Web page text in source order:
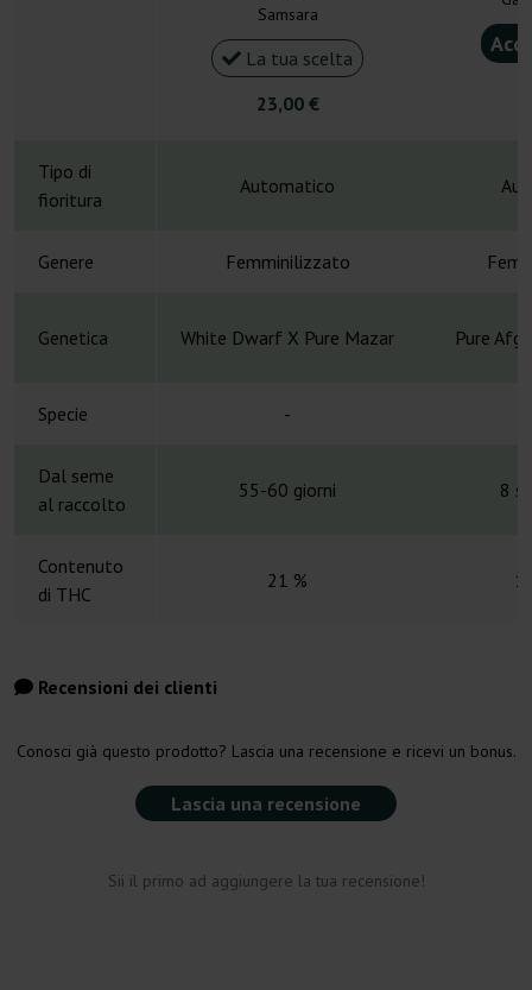
Samsara
La tua scelta
23,00 €
Tipo di
fioritura
Automatico
Genere Femminilizzato
Genetica White Dwarf X Pure Mazar Pure
Specie -
Dal seme
al raccolto
55-60 giorni 8
Contenuto
di THC
21 %
Recensioni dei clienti
Conosci già questo prodotto? Lascia una recensione e ricevi un bonus.
Lascia una recensione
Sii il primo ad aggiungere la tua recensione!